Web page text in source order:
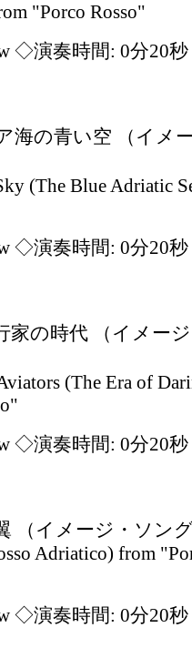
"Porco Rosso"
◇演奏時間: 0分20
の青い空 （イメ
Blue Adriatic
◇演奏時間: 0分20
の時代 （イメー
(The Era of
◇演奏時間: 0分20
（イメージ・ソン
Adriatico) from
◇演奏時間: 0分20